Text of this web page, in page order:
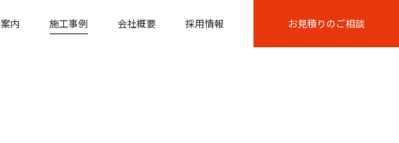
内 施工事例 会社概要 採用情報 お見積りのご相談